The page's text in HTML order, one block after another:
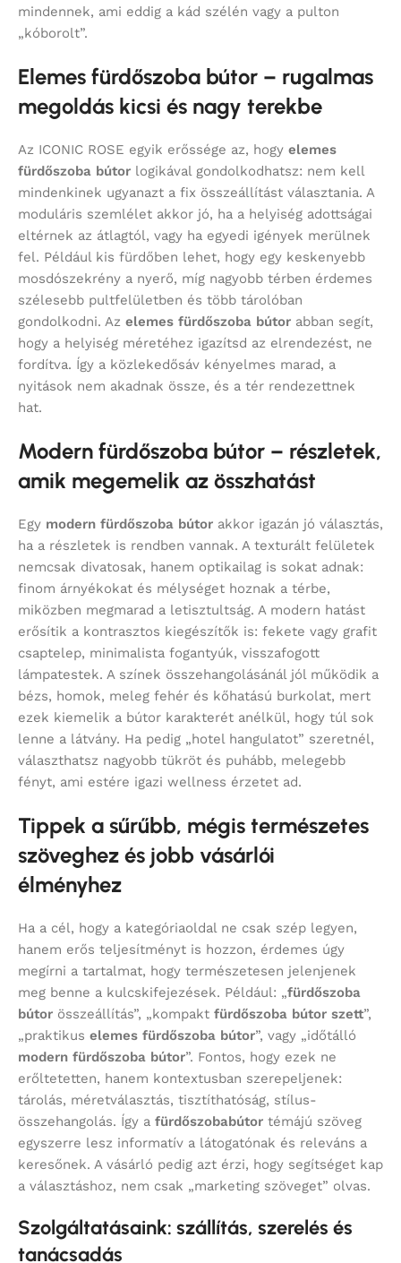
mindennek, ami eddig a kád szélén vagy a pulton
„kóborolt”.
Elemes fürdőszoba bútor – rugalmas
megoldás kicsi és nagy terekbe
Az ICONIC ROSE egyik erőssége az, hogy elemes
fürdőszoba bútor logikával gondolkodhatsz: nem kell
mindenkinek ugyanazt a fix összeállítást választania. A
moduláris szemlélet akkor jó, ha a helyiség adottságai
eltérnek az átlagtól, vagy ha egyedi igények merülnek
fel. Például kis fürdőben lehet, hogy egy keskenyebb
mosdószekrény a nyerő, míg nagyobb térben érdemes
szélesebb pultfelületben és több tárolóban
gondolkodni. Az elemes fürdőszoba bútor abban segít,
hogy a helyiség méretéhez igazítsd az elrendezést, ne
fordítva. Így a közlekedősáv kényelmes marad, a
nyitások nem akadnak össze, és a tér rendezettnek
hat.
Modern fürdőszoba bútor – részletek,
amik megemelik az összhatást
Egy modern fürdőszoba bútor akkor igazán jó választás,
ha a részletek is rendben vannak. A texturált felületek
nemcsak divatosak, hanem optikailag is sokat adnak:
finom árnyékokat és mélységet hoznak a térbe,
miközben megmarad a letisztultság. A modern hatást
erősítik a kontrasztos kiegészítők is: fekete vagy grafit
csaptelep, minimalista fogantyúk, visszafogott
lámpatestek. A színek összehangolásánál jól működik a
bézs, homok, meleg fehér és kőhatású burkolat, mert
ezek kiemelik a bútor karakterét anélkül, hogy túl sok
lenne a látvány. Ha pedig „hotel hangulatot” szeretnél,
választhatsz nagyobb tükröt és puhább, melegebb
fényt, ami estére igazi wellness érzetet ad.
Tippek a sűrűbb, mégis természetes
szöveghez és jobb vásárlói
élményhez
Ha a cél, hogy a kategóriaoldal ne csak szép legyen,
hanem erős teljesítményt is hozzon, érdemes úgy
megírni a tartalmat, hogy természetesen jelenjenek
meg benne a kulcskifejezések. Például: „fürdőszoba
bútor összeállítás”, „kompakt fürdőszoba bútor szett”,
„praktikus elemes fürdőszoba bútor”, vagy „időtálló
modern fürdőszoba bútor”. Fontos, hogy ezek ne
erőltetetten, hanem kontextusban szerepeljenek:
tárolás, méretválasztás, tisztíthatóság, stílus-
összehangolás. Így a fürdőszobabútor témájú szöveg
egyszerre lesz informatív a látogatónak és releváns a
keresőnek. A vásárló pedig azt érzi, hogy segítséget kap
a választáshoz, nem csak „marketing szöveget” olvas.
Szolgáltatásaink: szállítás, szerelés és
tanácsadás